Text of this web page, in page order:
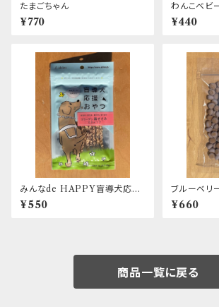
たまごちゃん
¥770
わんこベビ
ルシウム
¥440
みんなde HAPPY盲導犬応援
おやつ コラーゲン鶏ささみステ
ィック
¥550
ブルーベ
t
¥660
商品一覧に戻る